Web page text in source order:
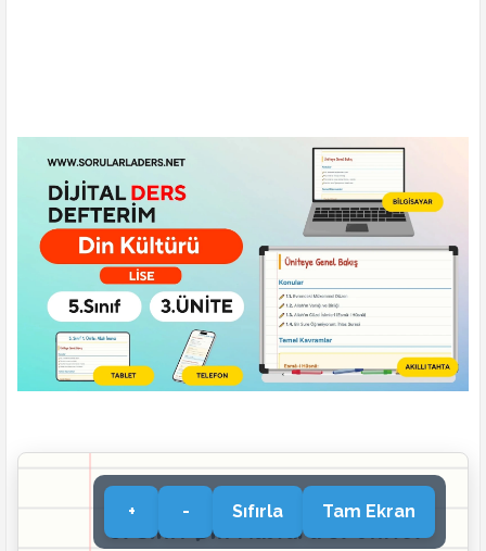
+ - Sıfırla Tam Ekran
5. Sınıf Din Kültürü 3. Ünite: